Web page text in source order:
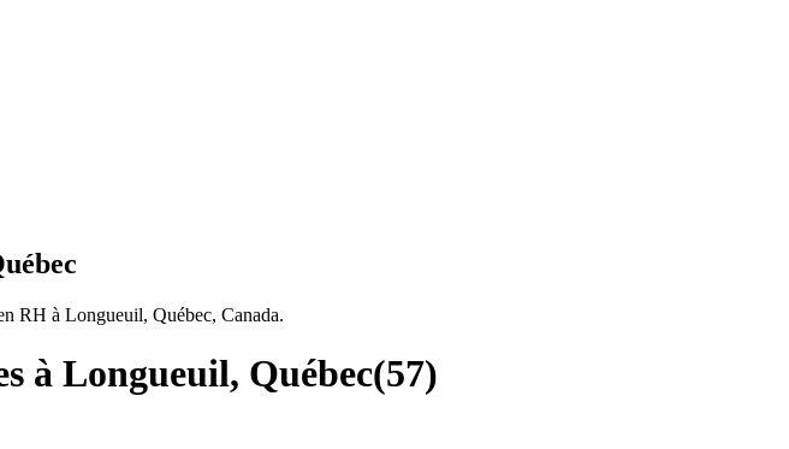
RH à Longueuil, Québec, Canada.
à Longueuil, Québec(57)